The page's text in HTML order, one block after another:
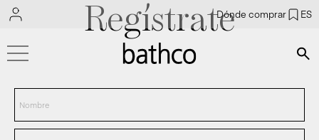
Dónde comprar ES
Regístrate